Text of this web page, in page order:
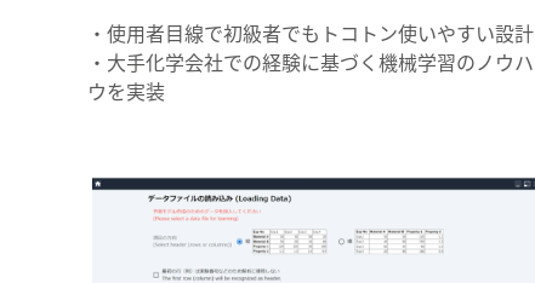
・使用者目線で初級者でもトコトン使いやすい設計
・大手化学会社での経験に基づく機械学習のノウハ
ウを実装